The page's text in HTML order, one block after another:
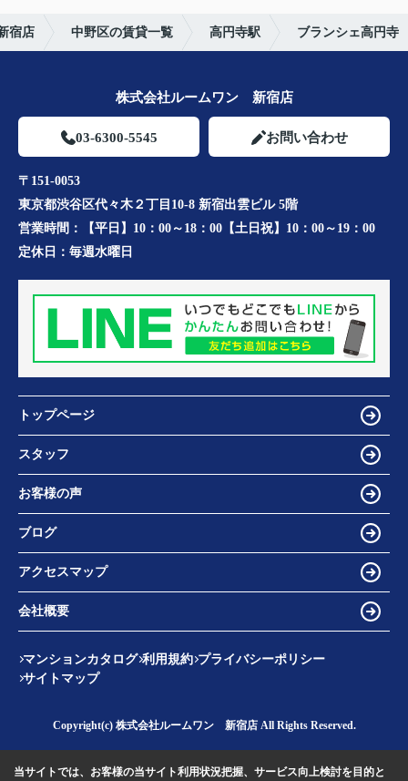
宿店 中野区の賃貸一覧 高円寺駅 ブランシェ高円寺
株式会社ルームワン 新宿店
03-6300-5545 お問い合わせ
〒151-0053
東京都渋谷区代々木２丁目10-8 新宿出雲ビル 5階
営業時間：
【平日】10：00～18：00【土日祝】10：00～19：00
定休日： 毎週水曜日
トップページ
スタッフ
お客様の声
ブログ
アクセスマップ
会社概要
マンションカタログ 利用規約 プライバシーポリシー
サイトマップ
Copyright(c) 株式会社ルームワン 新宿店 All Rights Reserved.
当サイトでは、お客様の当サイト利用状況把握、サービス向上検討を目的と